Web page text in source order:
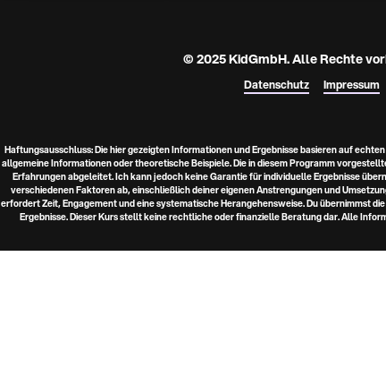
© 2025 KidGmbH. Alle Rechte
Datenschutz Impressum
Haftungsausschluss: Die hier gezeigten Informationen und Ergebnisse basieren auf
allgemeine Informationen oder theoretische Beispiele. Die in diesem Programm
Erfahrungen abgeleitet. Ich kann jedoch keine Garantie für individuelle Ergebnisse
verschiedenen Faktoren ab, einschließlich deiner eigenen Anstrengungen und
erfordert Zeit, Engagement und eine systematische Herangehensweise. Du übernimmst
Ergebnisse. Dieser Kurs stellt keine rechtliche oder finanzielle Beratung dar. Alle